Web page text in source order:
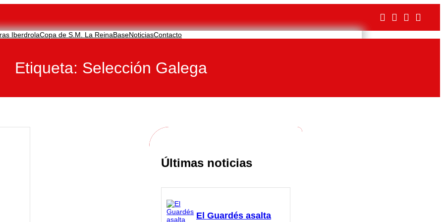
IberdrolaCopa de S.M. La ReinaBaseNoticiasContacto
Etiqueta: Selección Galega
Últimas noticias
El Guardés asalta